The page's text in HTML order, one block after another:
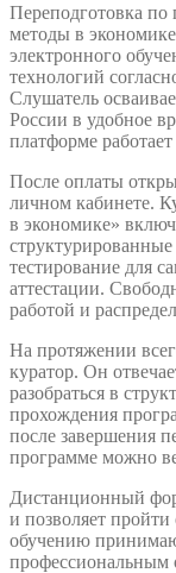
Переподготовка по
методы в
электронного
технологий
Слушатель
России в удобное
платформе
После оплаты
личном кабинете.
в экономике»
тестирование для
аттестации.
работой и
На протяжении
куратор. Он
разобраться в
прохождения
после завершения
программе можно
Дистанционный
и позволяет
обучению
профессиональным